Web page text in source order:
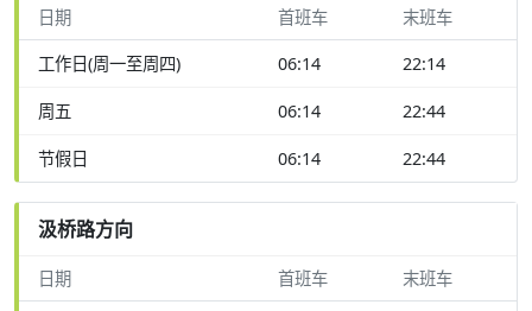
日期 首班车 末班车
工作日(周一至周四) 06:14 22:14
周五 06:14 22:44
节假日 06:14 22:44
汲桥路方向
日期 首班车 末班车